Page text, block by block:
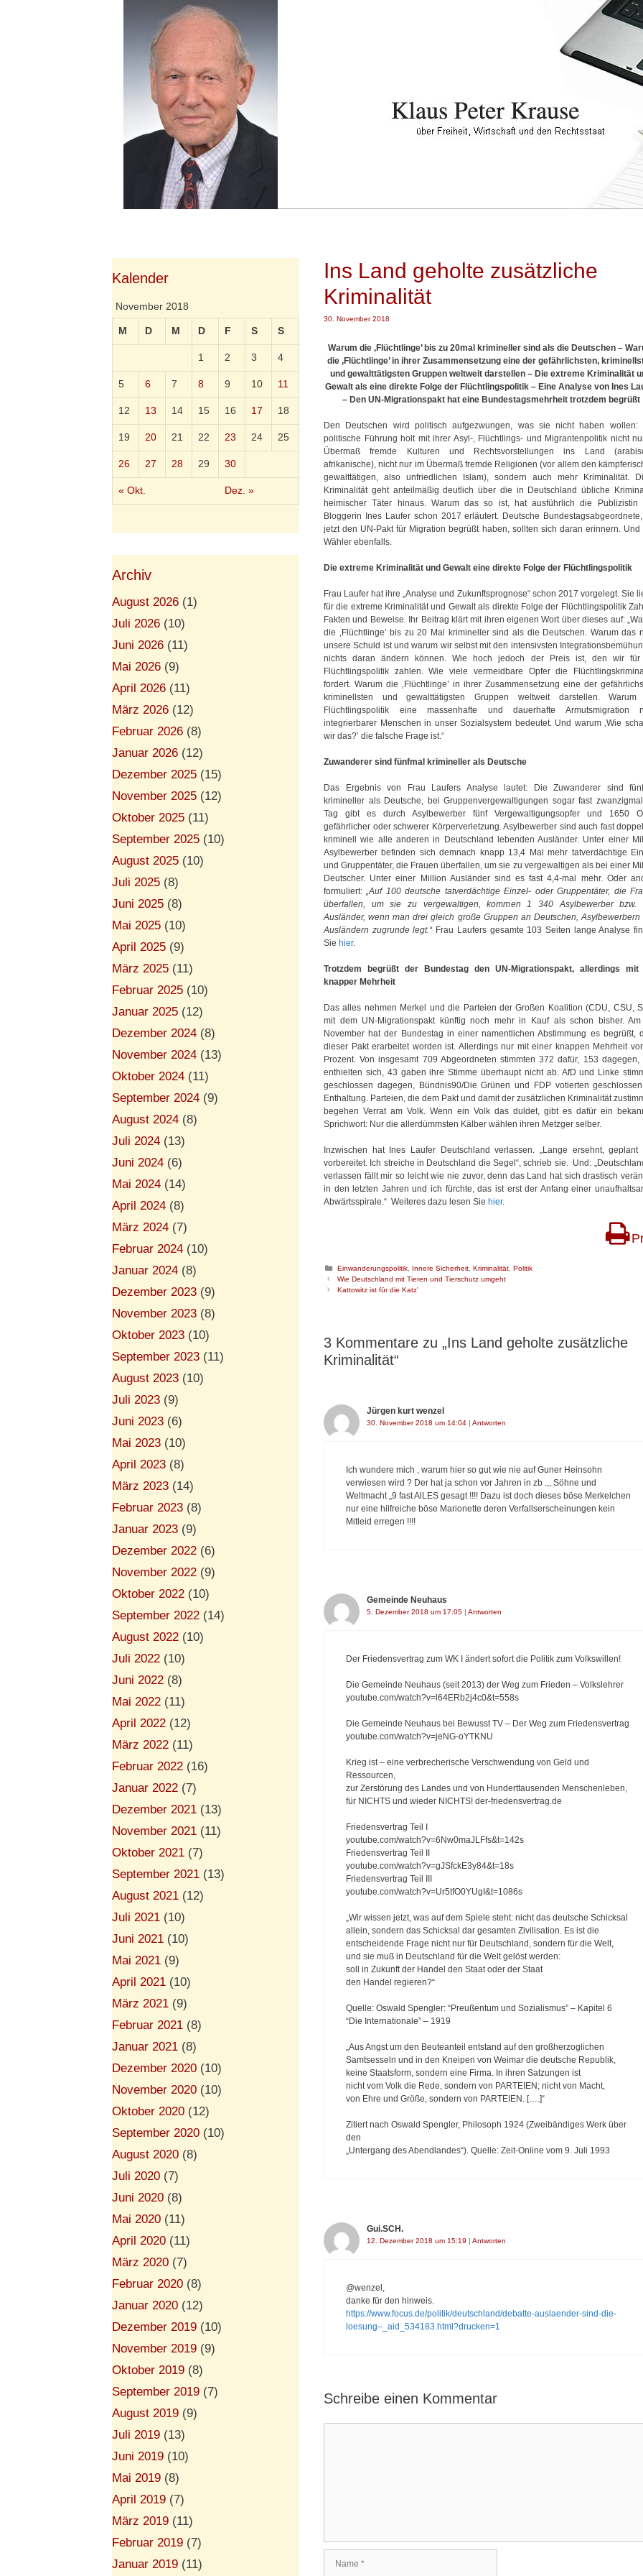
Ins Land geholte zusätzliche
Kriminalität
30. November 2018
Warum die ‚Flüchtlinge’ bis zu 20mal krimineller sind als die Deutschen –
die ‚Flüchtlinge’ in ihrer Zusammensetzung eine der ge­fährlichsten,
und gewalttätigsten Gruppen weltweit darstellen – Die extreme Kriminalität
Gewalt als eine direkte Folge der Flüchtlingspolitik – Eine Analyse von Ines
– Den UN-Migrationspakt hat eine Bundestagsmehrheit trotzdem begrüßt
Den Deutschen wird politisch aufgezwungen, was sie nicht haben wollen:
politische Führung holt mit ihrer Asyl-, Flüchtlings- und Migrantenpolitik nicht
Übermaß fremde Kulturen und Rechtsvorstellungen ins Land
afrikanische), nicht nur im Übermaß fremde Religionen (vor allem den
gewalttätigen, also unfriedlichen Islam), sondern auch mehr Kriminalität.
Kriminalität geht anteilmäßig deutlich über die in Deutschland übliche
heimischer Täter hinaus. Warum das so ist, hat ausführlich die Publizistin
Bloggerin Ines Laufer schon 2017 erläutert. Deutsche
jetzt den UN-Pakt für Migration begrüßt haben, sollten sich daran erinnern. Und
Wähler ebenfalls.
Die extreme Kriminalität und Gewalt eine direkte Folge der Flüchtlingspolitik
Frau Laufer hat ihre „Analyse und Zukunftsprognose“ schon 2017 vorgelegt. Sie
für die extreme Kriminalität und Gewalt als direkte Folge der Flüchtlingspolitik
Fakten und Beweise. Ihr Beitrag klärt mit ihren eigenen Wort über dieses auf:
die ‚Flüchtlinge’ bis zu 20 Mal krimineller sind als die Deutschen. Warum das
unsere Schuld ist und warum wir selbst mit den intensivsten
nichts daran ändern können. Wie hoch jedoch der Preis ist, den wir für
Flüchtlingspolitik zahlen. Wie viele vermeidbare Opfer die
fordert. Warum die ‚Flüchtlinge’ in ihrer Zusammensetzung eine der
kriminellsten und gewalttätigsten Gruppen weltweit darstellen. Warum
Flüchtlingspolitik eine massenhafte und dauerhafte Armutsmigration
integrierbarer Menschen in unser Sozial­system bedeutet. Und warum ‚Wie
wir das?’ die falsche Frage ist.“
Zuwanderer sind fünfmal krimineller als Deutsche
Das Ergebnis von Frau Laufers Analyse lautet: Die Zuwanderer sind
krimineller als Deutsche, bei Gruppenvergewaltigungen sogar fast
Tag gibt es durch Asylbewerber fünf Vergewaltigungsop­fer und 1650
gefährlicher oder schwerer Körperverletzung. Asylbewerber sind auch fast
kriminell wie alle anderen in Deutschland leben­den Ausländer. Unter einer
Asylbewerber befinden sich demnach knapp 13,4 Mal mehr tatverdächtige
und Gruppentäter, die Frauen überfallen, um sie zu vergewaltigen als bei einer
Deutscher. Unter einer Million Ausländer sind es fast 4,4-mal mehr. Oder
formuliert:„Auf 100 deutsche tatver­dächtige Einzel- oder Gruppentäter, die
überfallen, um sie zu vergewaltigen, kommen 1 340 Asylbewerber bzw.
Ausländer, wenn man drei gleich große Gruppen an Deutschen, Asylbewerbern
Ausländern zugrunde legt.“ Frau Laufers gesamte 103 Seiten lange Analyse
Sie hier.
Trotzdem begrüßt der Bundestag den UN-Migrationspakt, allerdings mit
knapper Mehrheit
Das alles nehmen Merkel und die Parteien der Großen Koalition (CDU, CSU,
mit dem UN-Migrationspakt künftig noch mehr in Kauf als schon bisher.
November hat der Bundestag in einer namentlichen Abstimmung es begrüßt,
dieser Pakt erarbeitet worden ist. Allerdings nur mit einer knappen Mehrheit
Prozent. Von insgesamt 709 Abgeordneten stimmten 372 dafür, 153 dagegen,
enthielten sich, 43 gaben ihre Stimme überhaupt nicht ab. AfD und Linke
geschlossen dagegen, Bündnis90/Die Grünen und FDP votierten
Enthaltung. Parteien, die dem Pakt und damit der zusätzlichen Kriminalität
begehen Verrat am Volk. Wenn ein Volk das duldet, gibt es dafür ein
Sprichwort: Nur die allerdümmsten Kälber wählen ihren Metzger selber.
Inzwischen hat Ines Laufer Deutschland verlassen. „Lange ersehnt, geplant
vorbereitet. Ich streiche in Deutschland die Segel“, schrieb sie. Und:
verlassen fällt mir so leicht wie nie zuvor, denn das Land hat sich drastisch
in den letzten Jahren und ich fürchte, das ist erst der Anfang einer
Abwärtsspirale.“ Weiteres dazu lesen Sie hier.
K
a
t
i
e
n
Einwanderungspolitik, Innere Sicherheit, Kriminalität, Politik
B
e
g
s
-
g
a
Wie Deutschland mit Tieren und Tierschutz umgeht
Kattowitz ist für die Katz’
3 Kommentare zu „Ins Land geholte zusätzliche
Kriminalität“
Jürgen kurt wenzel
30. November 2018 um 14:04 Antworten
Ich wundere mich , warum hier so gut wie nie auf Guner Heinsohn
verwiesen wird ? Der hat ja schon vor Jahren in zb .,, Söhne und
Weltmacht „9 fast AlLES gesagt !!!! Dazu ist doch dieses böse Merkelchen
nur eine hilfreiche böse Marionette deren Verfallserscheinungen kein
Mitleid erregen !!!!
Gemeinde Neuhaus
5. Dezember 2018 um 17:05 Antworten
Der Friedensvertrag zum WK I ändert sofort die Politik zum Volkswillen!
Die Gemeinde Neuhaus (seit 2013) der Weg zum Frieden – Volkslehrer
youtube.com/watch?v=l64ERb2j4c0&t=558s
Die Gemeinde Neuhaus bei Bewusst TV – Der Weg zum Friedensvertrag
youtube.com/watch?v=jeNG-oYTKNU
Krieg ist – eine verbrecherische Verschwendung von Geld und
Ressourcen,
zur Zerstörung des Landes und von Hunderttausenden Menschenleben,
für NICHTS und wieder NICHTS! der-friedensvertrag.de
Friedensvertrag Teil I
youtube.com/watch?v=6Nw0maJLFfs&t=142s
Friedensvertrag Teil II
youtube.com/watch?v=gJSfckE3y84&t=18s
Friedensvertrag Teil III
youtube.com/watch?v=Ur5tfO0YUgI&t=1086s
„Wir wissen jetzt, was auf dem Spiele steht: nicht das deutsche Schicksal
allein, sondern das Schicksal dar gesamten Zivilisation. Es ist die
entscheidende Frage nicht nur für Deutschland, sondern für die Welt,
und sie muß in Deutschland für die Welt gelöst werden:
soll in Zukunft der Handel den Staat oder der Staat
den Handel regieren?“
Quelle: Oswald Spengler: “Preußentum und Sozialismus” – Kapitel 6
“Die Internationale” – 1919
„Aus Angst um den Beuteanteil entstand auf den großherzoglichen
Samtsesseln und in den Kneipen von Weimar die deutsche Republik,
keine Staatsform, sondern eine Firma. In ihren Satzungen ist
nicht vom Volk die Rede, sondern von PARTEIEN; nicht von Macht,
von Ehre und Größe, sondern von PARTEIEN. [….]“
Zitiert nach Oswald Spengler, Philosoph 1924 (Zweibändiges Werk über
den
„Untergang des Abendlandes“). Quelle: Zeit-Online vom 9. Juli 1993
Gui.SCH.
12. Dezember 2018 um 15:19 Antworten
@wenzel,
danke für den hinweis.
https://www.focus.de/politik/deutschland/debatte-auslaender-sind-die-
loesung–_aid_534183.html?drucken=1
Schreibe einen Kommentar
Kalender
November 2018
M D M D F S S
« Okt. Dez. »
1 2 3 4
5 6 7 8 9 10 11
12 13 14 15 16 17 18
19 20 21 22 23 24 25
26 27 28 29 30
Archiv
August 2026 (1)
Juli 2026 (10)
Juni 2026 (11)
Mai 2026 (9)
April 2026 (11)
März 2026 (12)
Februar 2026 (8)
Januar 2026 (12)
Dezember 2025 (15)
November 2025 (12)
Oktober 2025 (11)
September 2025 (10)
August 2025 (10)
Juli 2025 (8)
Juni 2025 (8)
Mai 2025 (10)
April 2025 (9)
März 2025 (11)
Februar 2025 (10)
Januar 2025 (12)
Dezember 2024 (8)
November 2024 (13)
Oktober 2024 (11)
September 2024 (9)
August 2024 (8)
Juli 2024 (13)
Juni 2024 (6)
Mai 2024 (14)
April 2024 (8)
März 2024 (7)
Februar 2024 (10)
Januar 2024 (8)
Dezember 2023 (9)
November 2023 (8)
Oktober 2023 (10)
September 2023 (11)
August 2023 (10)
Juli 2023 (9)
Juni 2023 (6)
Mai 2023 (10)
April 2023 (8)
März 2023 (14)
Februar 2023 (8)
Januar 2023 (9)
Dezember 2022 (6)
November 2022 (9)
Oktober 2022 (10)
September 2022 (14)
August 2022 (10)
Juli 2022 (10)
Juni 2022 (8)
Mai 2022 (11)
April 2022 (12)
März 2022 (11)
Februar 2022 (16)
Januar 2022 (7)
Dezember 2021 (13)
November 2021 (11)
Oktober 2021 (7)
September 2021 (13)
August 2021 (12)
Juli 2021 (10)
Juni 2021 (10)
Mai 2021 (9)
April 2021 (10)
März 2021 (9)
Februar 2021 (8)
Januar 2021 (8)
Dezember 2020 (10)
November 2020 (10)
Oktober 2020 (12)
September 2020 (10)
August 2020 (8)
Juli 2020 (7)
Juni 2020 (8)
Mai 2020 (11)
April 2020 (11)
März 2020 (7)
Februar 2020 (8)
Januar 2020 (12)
Dezember 2019 (10)
November 2019 (9)
Oktober 2019 (8)
September 2019 (7)
August 2019 (9)
Juli 2019 (13)
Juni 2019 (10)
Mai 2019 (8)
April 2019 (7)
März 2019 (11)
Februar 2019 (7)
Januar 2019 (11)